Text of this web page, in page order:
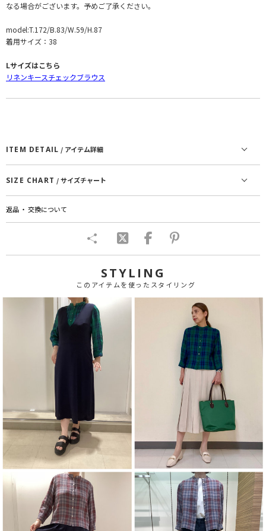
なる場合がございます。予めご了承ください。
model:T.172/B.83/W.59/H.87
着用サイズ：38
Lサイズはこちら
リネンキースチェックブラウス
ITEM DETAIL / アイテム詳細
SIZE CHART / サイズチャート
返品 ・ 交換について
STYLING
このアイテムを使ったスタイリング